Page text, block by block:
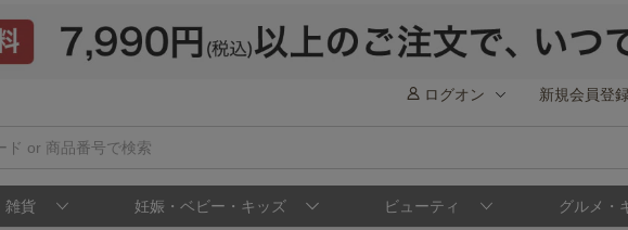
ログオン 新規会員登録
雑貨 妊娠・ベビー・キッズ ビューティ グルメ・